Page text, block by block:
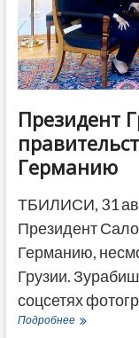
Президент
Германию
ТБИЛИСИ, 31
Президент
Германию,
Грузии.
соцсетях
ПодробнееПрезидент